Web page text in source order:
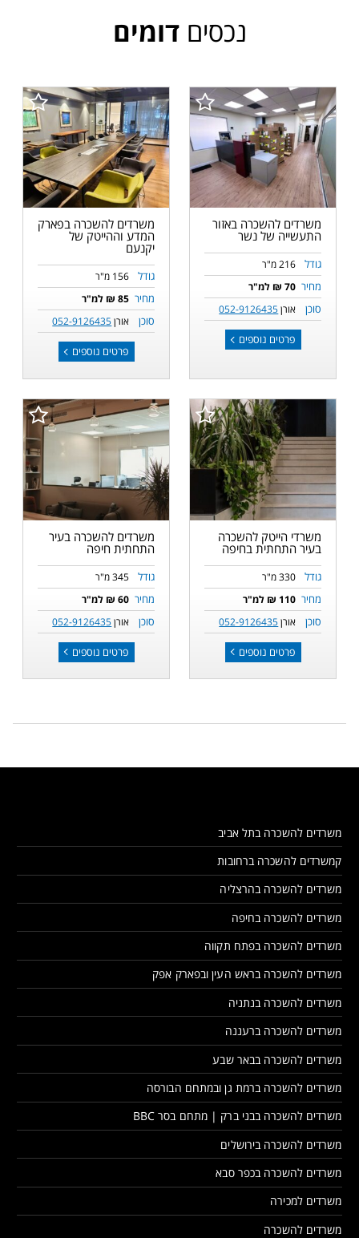
נכסיםדומים
משרדים להשכרה באזור
התעשייה של נשר
גודל 216 מ"ר
מחיר 70 ₪ למ"ר
סוכן אורן052-9126435
פרטים נוספים
משרדים להשכרה בפארק
המדע וההייטק של
יקנעם
גודל 156 מ"ר
מחיר 85 ₪ למ"ר
סוכן אורן052-9126435
פרטים נוספים
משרדי הייטק להשכרה
בעיר התחתית בחיפה
גודל 330 מ"ר
מחיר 110 ₪ למ"ר
סוכן אורן052-9126435
פרטים נוספים
משרדים להשכרה בעיר
התחתית חיפה
גודל 345 מ"ר
מחיר 60 ₪ למ"ר
סוכן אורן052-9126435
פרטים נוספים
משרדים להשכרה בתל אביב
קמשרדים להשכרה ברחובות
משרדים להשכרה בהרצליה
משרדים להשכרה בחיפה
משרדים להשכרה בפתח תקווה
משרדים להשכרה בראש העין ובפארק אפק
משרדים להשכרה בנתניה
משרדים להשכרה ברעננה
משרדים להשכרה בבאר שבע
משרדים להשכרה ברמת גן ובמתחם הבורסה
משרדים להשכרה בבני ברק | מתחם בסר BBC
משרדים להשכרה בירושלים
משרדים להשכרה בכפר סבא
משרדים למכירה
משרדים להשכרה